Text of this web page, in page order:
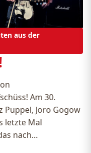
aus der
Am 30.
Puppel, Joro Gogow
letzte Mal
nach…